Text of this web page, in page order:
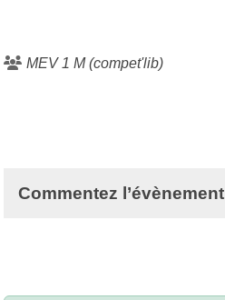
MEV 1 M (compet'lib)
Commentez l’évènement